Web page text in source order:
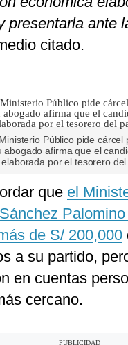
presentarla ante
citado.
Público pide cárcel
abogado afirma que el
por el tesorero
que el
de S/ 200,000
a su partido,
en cuentas
cercano.